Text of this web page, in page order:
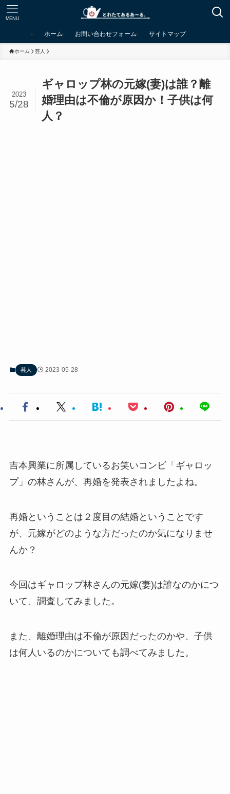
MENU
ホーム お問い合わせフォーム サイトマップ
ホーム 芸人
ギャロップ林の元嫁(妻)は誰？離
婚理由は不倫が原因か！子供は何
人？
2023
5/28
芸人 2023-05-28
吉本興業に所属しているお笑いコンビ「ギャロッ
プ」の林さんが、再婚を発表されましたよね。
再婚ということは２度目の結婚ということです
が、元嫁がどのような方だったのか気になりませ
んか？
今回はギャロップ林さんの元嫁(妻)は誰なのかにつ
いて、調査してみました。
また、離婚理由は不倫が原因だったのかや、子供
は何人いるのかについても調べてみました。